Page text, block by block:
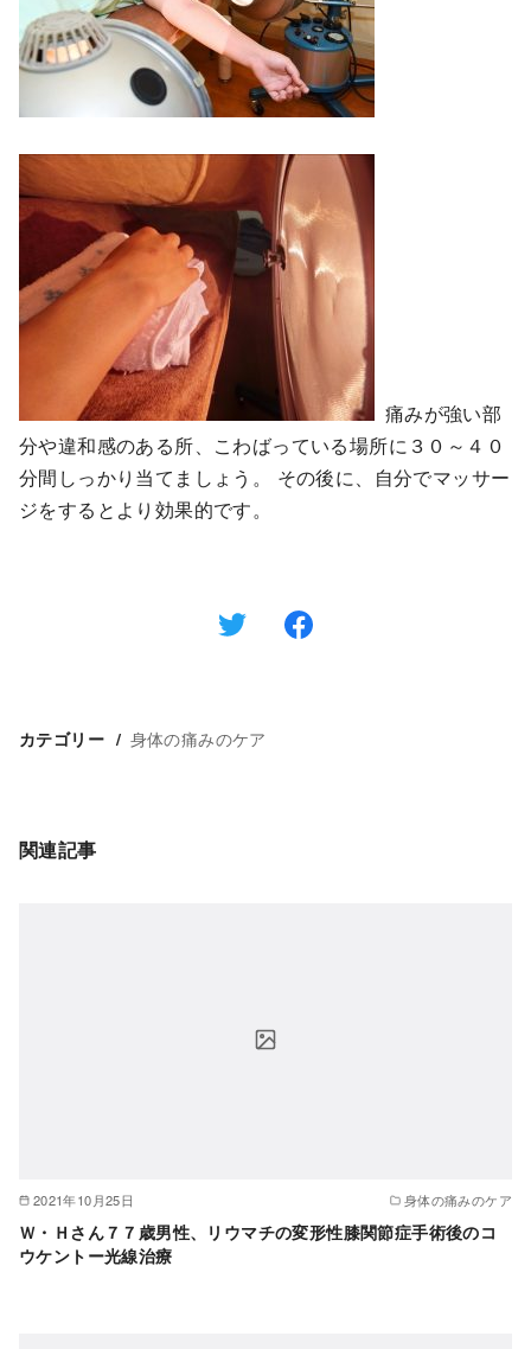
痛みが強い部
分や違和感のある所、こわばっている場所に３０～４０
分間しっかり当てましょう。 その後に、自分でマッサー
ジをするとより効果的です。
カテゴリー 身体の痛みのケア
関連記事
2021年10月25日 身体の痛みのケア
Ｗ・Ｈさん７７歳男性、リウマチの変形性膝関節症手術後のコ
ウケントー光線治療